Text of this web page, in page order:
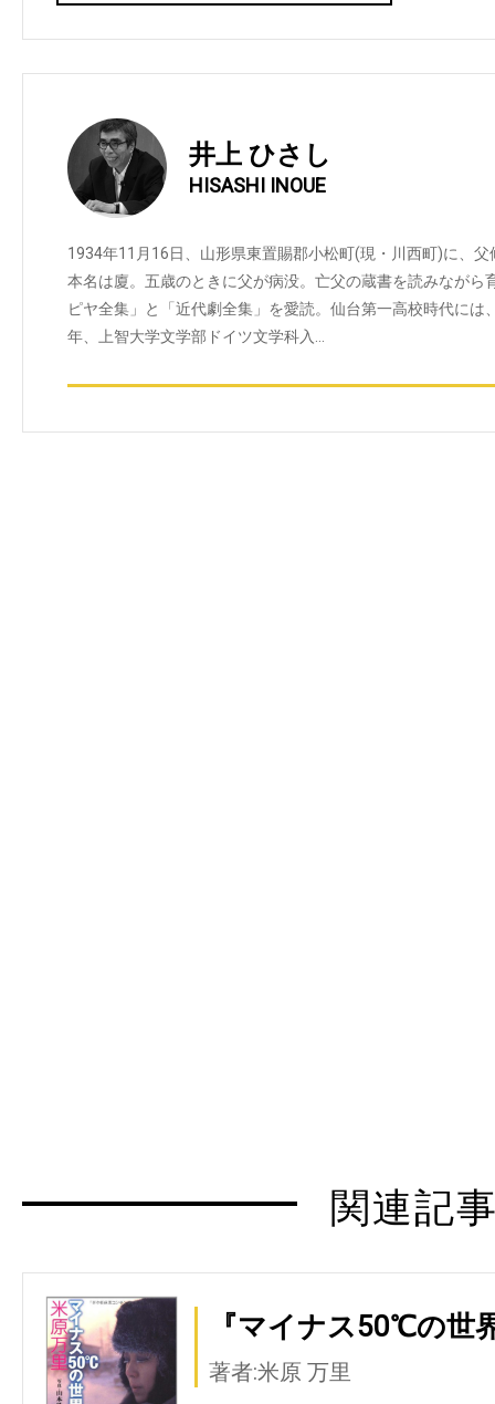
井上 ひさし
HISASHI INOUE
1934年11月16日、山形県東置賜郡小松町(現・川西町)に、
本名は廈。五歳のときに父が病没。亡父の蔵書を読みながら
ピヤ全集」と「近代劇全集」を愛読。仙台第一高校時代に
年、上智大学文学部ドイツ文学科入…
関連記
『マイナス50℃の世
著者:米原 万里